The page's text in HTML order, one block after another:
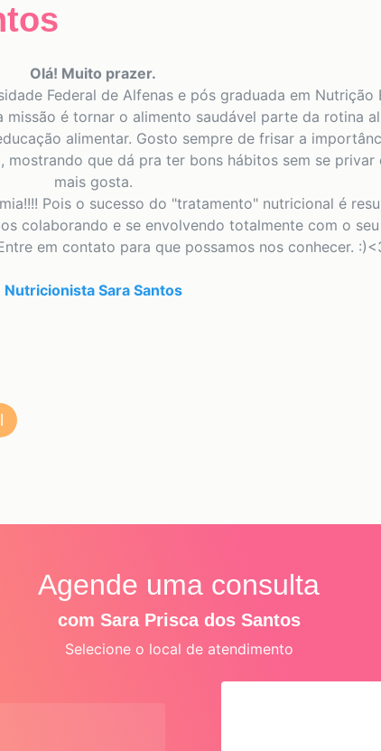
Olá! Muito prazer.
Federal de Alfenas e pós graduada em Nutrição
missão é tornar o alimento saudável parte da rotina
alimentar. Gosto sempre de frisar a
que dá pra ter bons hábitos sem se privar
mais gosta.
Pois o sucesso do "tratamento" nutricional é
colaborando e se envolvendo totalmente com o
em contato para que possamos nos conhecer.
Nutricionista Sara Santos
Agende uma consulta
com Sara Prisca dos Santos
Selecione o local de atendimento